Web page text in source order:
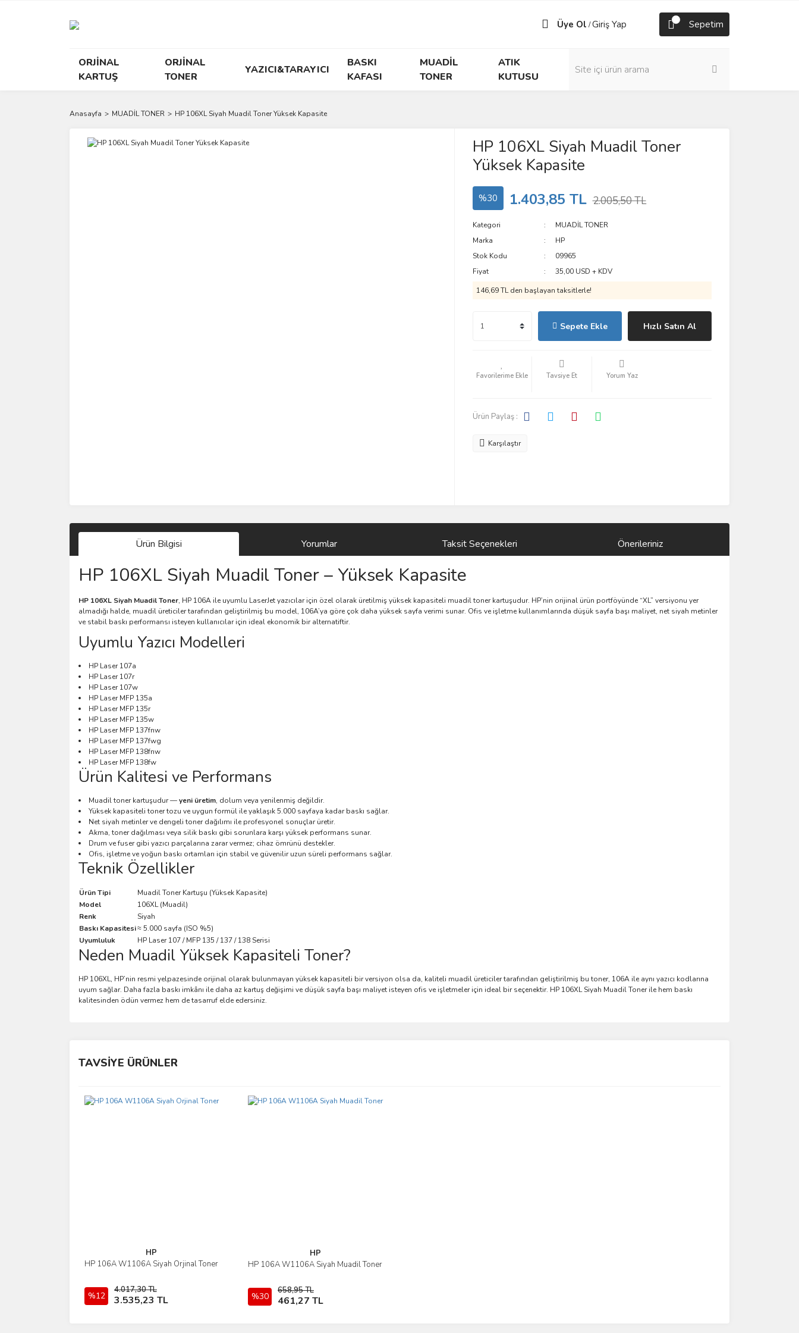
Üye Ol /Giriş Yap Sepetim
ORJİNAL
KARTUŞ
ORJİNAL
TONER
YAZICI&TARAYICI
BASKI
KAFASI
MUADİL
TONER
ATIK
KUTUSU
Anasayfa MUADİL TONER HP 106XL Siyah Muadil Toner Yüksek Kapasite
HP 106XL Siyah Muadil Toner
Yüksek Kapasite
%30 1.403,85 TL 2.005,50 TL
Kategori
MUADİL TONER
Marka
HP
Stok Kodu
09965
Fiyat
35,00 USD + KDV
146,69 TL den başlayan taksitlerle!
Sepete Ekle Hızlı Satın Al
Tavsiye Et Yorum Yaz
Ürün Paylaş :
Karşılaştır
Ürün Bilgisi Yorumlar Taksit Seçenekleri Önerileriniz
HP 106XL Siyah Muadil Toner – Yüksek Kapasite
HP 106XL Siyah Muadil Toner, HP 106A ile uyumlu LaserJet yazıcılar için özel olarak üretilmiş yüksek kapasiteli muadil toner kartuşudur. HP’nin orijinal ürün portföyünde “XL” versiyonu yer
almadığı halde, muadil üreticiler tarafından geliştirilmiş bu model, 106A’ya göre çok daha yüksek sayfa verimi sunar. Ofis ve işletme kullanımlarında düşük sayfa başı maliyet, net siyah metinler
ve stabil baskı performansı isteyen kullanıcılar için ideal ekonomik bir alternatiftir.
Uyumlu Yazıcı Modelleri
HP Laser 107a
HP Laser 107r
HP Laser 107w
HP Laser MFP 135a
HP Laser MFP 135r
HP Laser MFP 135w
HP Laser MFP 137fnw
HP Laser MFP 137fwg
HP Laser MFP 138fnw
HP Laser MFP 138fw
Ürün Kalitesi ve Performans
Muadil toner kartuşudur —yeni üretim, dolum veya yenilenmiş değildir.
Yüksek kapasiteli toner tozu ve uygun formül ile yaklaşık 5.000 sayfaya kadar baskı sağlar.
Net siyah metinler ve dengeli toner dağılımı ile profesyonel sonuçlar üretir.
Akma, toner dağılması veya silik baskı gibi sorunlara karşı yüksek performans sunar.
Drum ve fuser gibi yazıcı parçalarına zarar vermez; cihaz ömrünü destekler.
Ofis, işletme ve yoğun baskı ortamları için stabil ve güvenilir uzun süreli performans sağlar.
Teknik Özellikler
Ürün Tipi
Muadil Toner Kartuşu (Yüksek Kapasite)
Model
106XL (Muadil)
Renk
Siyah
Baskı Kapasitesi≈ 5.000 sayfa (ISO %5)
Uyumluluk
HP Laser 107 / MFP 135 / 137 / 138 Serisi
Neden Muadil Yüksek Kapasiteli Toner?
HP 106XL, HP’nin resmi yelpazesinde orijinal olarak bulunmayan yüksek kapasiteli bir versiyon olsa da, kaliteli muadil üreticiler tarafından geliştirilmiş bu toner, 106A ile aynı yazıcı kodlarına
uyum sağlar. Daha fazla baskı imkânı ile daha az kartuş değişimi ve düşük sayfa başı maliyet isteyen ofis ve işletmeler için ideal bir seçenektir. HP 106XL Siyah Muadil Toner ile hem baskı
kalitesinden ödün vermez hem de tasarruf elde edersiniz.
Ürün açıklamasında eksik bilgiler bulunuyor.
TAVSİYE ÜRÜNLER
HP
HP 106A W1106A Siyah Orjinal Toner
%12
4.017,30 TL
3.535,23 TL
İncele
Sepete Ekle
HP
HP 106A W1106A Siyah Muadil Toner
%30
658,95 TL
461,27 TL
İncele
Sepete Ekle